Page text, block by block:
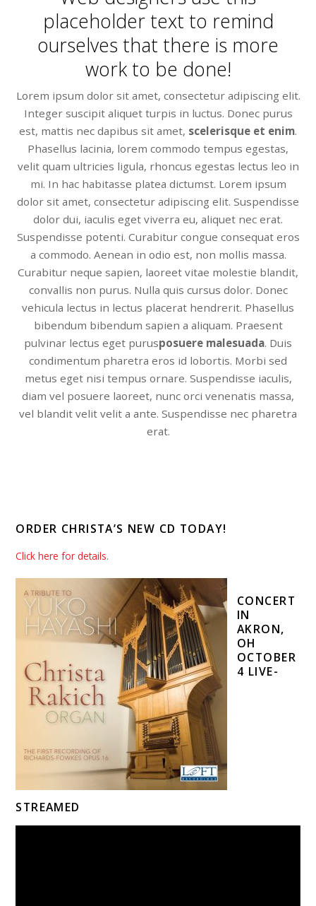
placeholder text to remind
ourselves that there is more
work to be done!
Lorem ipsum dolor sit amet, consectetur adipiscing elit.
Integer suscipit aliquet turpis in luctus. Donec purus
est, mattis nec dapibus sit amet, scelerisque et enim.
Phasellus lacinia, lorem commodo tempus egestas,
velit quam ultricies ligula, rhoncus egestas lectus leo in
mi. In hac habitasse platea dictumst. Lorem ipsum
dolor sit amet, consectetur adipiscing elit. Suspendisse
dolor dui, iaculis eget viverra eu, aliquet nec erat.
Suspendisse potenti. Curabitur congue consequat eros
a commodo. Aenean in odio est, non mollis massa.
Curabitur neque sapien, laoreet vitae molestie blandit,
convallis non purus. Nulla quis cursus dolor. Donec
vehicula lectus in lectus placerat hendrerit. Phasellus
bibendum bibendum sapien a aliquam. Praesent
pulvinar lectus eget purusposuere malesuada. Duis
condimentum pharetra eros id lobortis. Morbi sed
metus eget nisi tempus ornare. Suspendisse iaculis,
diam vel posuere laoreet, nunc orci venenatis massa,
vel blandit velit velit a ante. Suspendisse nec pharetra
erat.
ORDER CHRISTA’S NEW CD TODAY!
Click here for details.
CONCERT
IN
AKRON,
OH
OCTOBER
4 LIVE-
STREAMED